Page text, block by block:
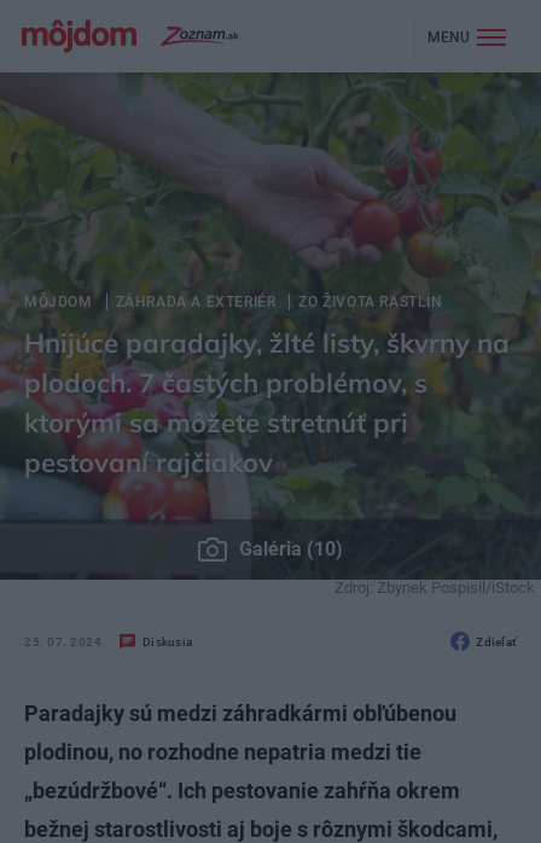
MENU
MÔJDOM ZÁHRADA A EXTERIÉR ZO ŽIVOTA RASTLÍN
Hnijúce paradajky, žlté listy, škvrny na
plodoch. 7 častých problémov, s
ktorými sa môžete stretnúť pri
pestovaní rajčiakov
Galéria (10)
Zdroj: Zbynek Pospisil/iStock
25. 07. 2024 Diskusia Zdieľať
Paradajky sú medzi záhradkármi obľúbenou
plodinou, no rozhodne nepatria medzi tie
„bezúdržbové“. Ich pestovanie zahŕňa okrem
bežnej starostlivosti aj boje s rôznymi škodcami,